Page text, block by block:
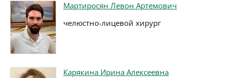
Мартиросян Левон Артемович
челюстно-лицевой хирург
Карякина Ирина Алексеевна